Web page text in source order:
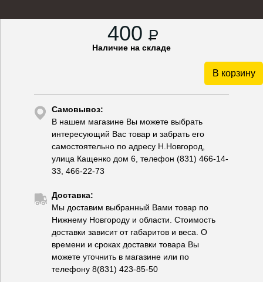
400 P
Наличие на складе
В корзину
Самовывоз:
В нашем магазине Вы можете выбрать
интересующий Вас товар и забрать его
самостоятельно по адресу Н.Новгород,
улица Кащенко дом 6, телефон (831) 466-14-
33, 466-22-73
Доставка:
Мы доставим выбранный Вами товар по
Нижнему Новгороду и области. Стоимость
доставки зависит от габаритов и веса. О
времени и сроках доставки товара Вы
можете уточнить в магазине или по
телефону 8(831) 423-85-50